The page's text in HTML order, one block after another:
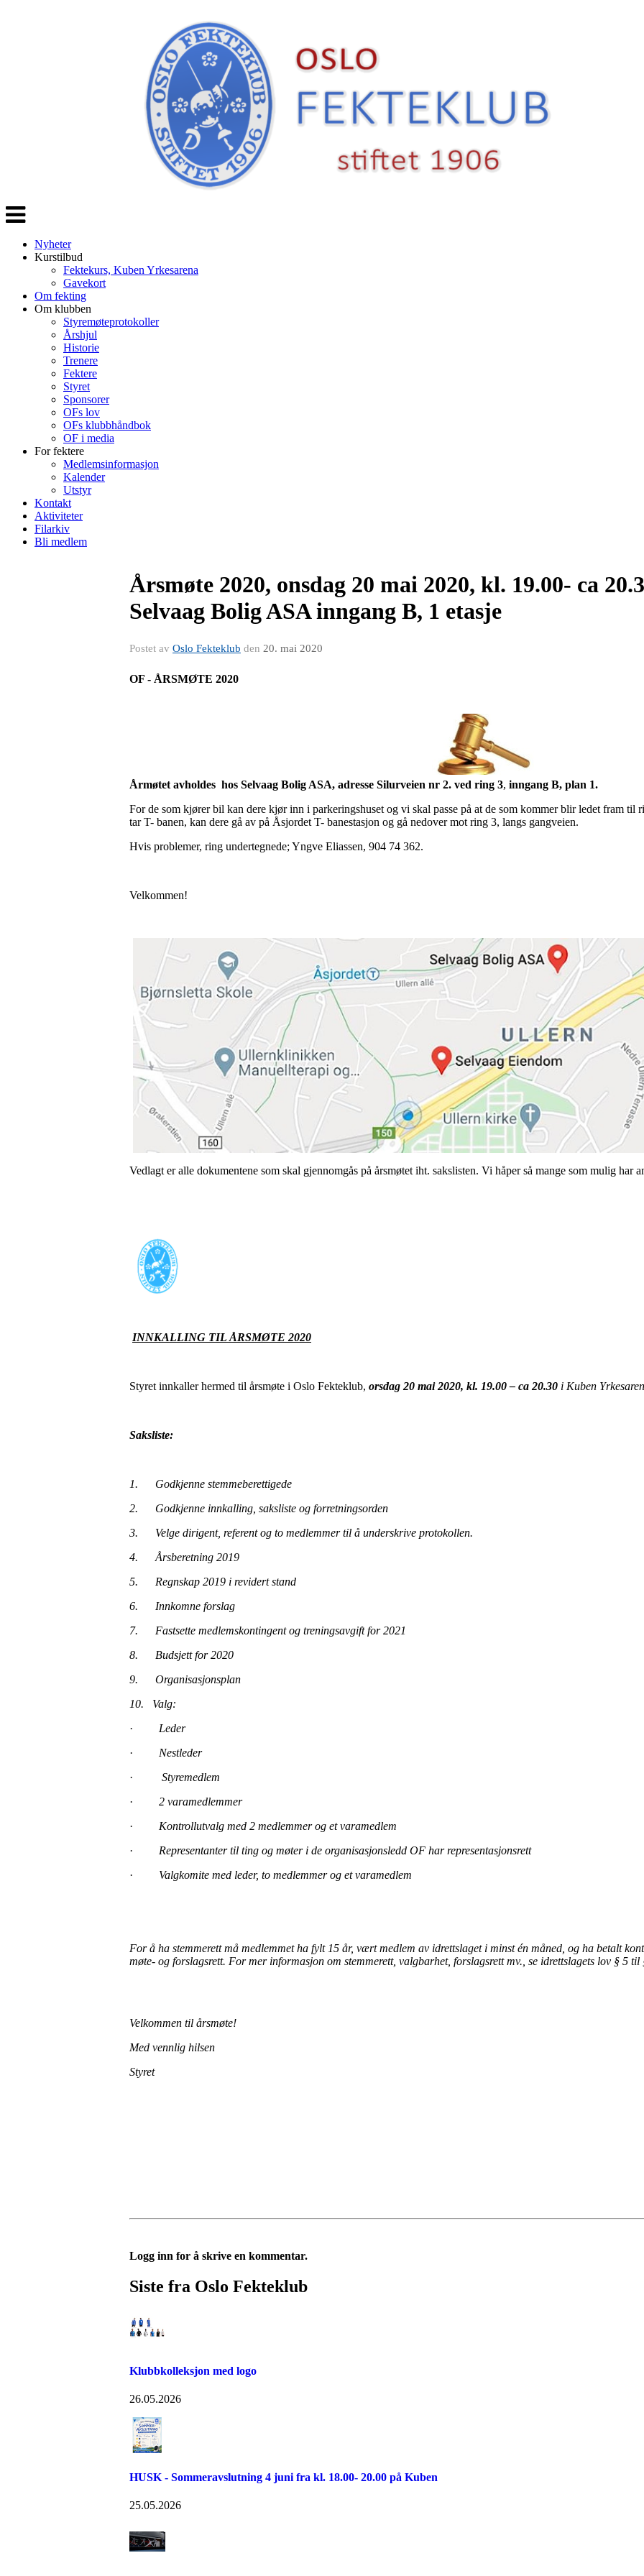
Veksle
navigasjon
Nyheter
Kurstilbud
Fektekurs, Kuben Yrkesarena
Gavekort
Om fekting
Om klubben
Styremøteprotokoller
Årshjul
Historie
Trenere
Fektere
Styret
Sponsorer
OFs lov
OFs klubbhåndbok
OF i media
For fektere
Medlemsinformasjon
Kalender
Utstyr
Kontakt
Aktiviteter
Filarkiv
Bli medlem
Årsmøte 2020, onsdag 20 mai 2020, kl. 19.00- ca
Selvaag Bolig ASA inngang B, 1 etasje
Postet av Oslo Fekteklub den 20. mai 2020
OF - ÅRSMØTE 2020
Årmøtet avholdes hos Selvaag Bolig ASA, adresse Silurveien nr 2. ved ring 3, inngang B, plan 1.
For de som kjører bil kan dere kjør inn i parkeringshuset og vi skal passe på at de som kommer blir ledet fram
tar T- banen, kan dere gå av på Åsjordet T- banestasjon og gå nedover mot ring 3, langs gangveien.
Hvis problemer, ring undertegnede; Yngve Eliassen, 904 74 362.
Velkommen!
Vedlagt er alle dokumentene som skal gjennomgås på årsmøtet iht. sakslisten. Vi håper så mange som mulig har
INNKALLING TIL ÅRSMØTE 2020
Styret innkaller hermed til årsmøte i Oslo Fekteklub, orsdag 20 mai 2020, kl. 19.00 – ca 20.30 i Kuben
Saksliste:
1. Godkjenne stemmeberettigede
2. Godkjenne innkalling, saksliste og forretningsorden
3. Velge dirigent, referent og to medlemmer til å underskrive protokollen.
4. Årsberetning 2019
5. Regnskap 2019 i revidert stand
6. Innkomne forslag
7. Fastsette medlemskontingent og treningsavgift for 2021
8. Budsjett for 2020
9. Organisasjonsplan
10. Valg:
· Leder
· Nestleder
·
Styremedlem
· 2 varamedlemmer
· Kontrollutvalg med 2 medlemmer og et varamedlem
· Representanter til ting og møter i de organisasjonsledd OF har representasjonsrett
· Valgkomite med leder, to medlemmer og et varamedlem
For å ha stemmerett må medlemmet ha fylt 15 år, vært medlem av idrettslaget i minst én måned, og ha betalt
møte- og forslagsrett. For mer informasjon om stemmerett, valgbarhet, forslagsrett mv., se idrettslagets lov § 5 til
Velkommen til årsmøte!
Med vennlig hilsen
Styret
Logg inn for å skrive en kommentar.
Siste fra Oslo Fekteklub
Klubbkolleksjon med logo
26.05.2026
HUSK - Sommeravslutning 4 juni fra kl. 18.00- 20.00 på Kuben
25.05.2026